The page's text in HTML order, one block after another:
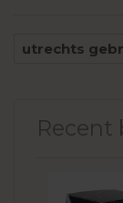
utrechts
Recent